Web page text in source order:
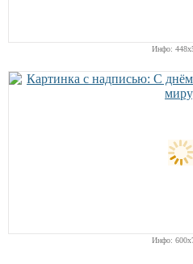
Инфо:
Инфо: